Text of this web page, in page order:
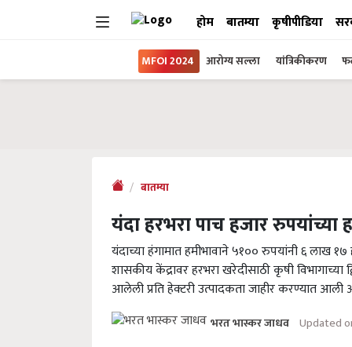
होम बातम्या कृषीपीडिया
MFOI 2024 आरोग्य सल्ला यांत्रिकीकरण
बातम्या
यंदा हरभरा पाच हजार रुपयांच्या
यंदाच्या हंगामात हमीभावाने ५१०० रुपयांनी ६ लाख
शासकीय केंद्रावर हरभरा खरेदीसाठी कृषी विभागाच्या
आलेली प्रति हेक्टरी उत्पादकता जाहीर करण्यात
भरत भास्कर जाधव Updated